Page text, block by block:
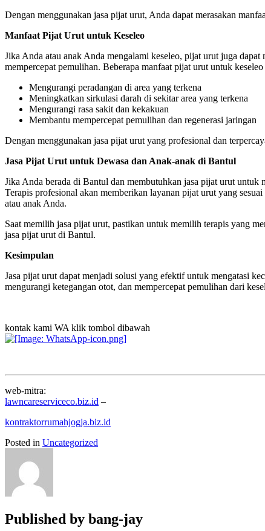
Dengan menggunakan jasa pijat urut, Anda dapat merasakan
Manfaat Pijat Urut untuk Keseleo
Jika Anda atau anak Anda mengalami keseleo, pijat urut juga
mempercepat pemulihan. Beberapa manfaat pijat urut untuk keseleo
Mengurangi peradangan di area yang terkena
Meningkatkan sirkulasi darah di sekitar area yang terkena
Mengurangi rasa sakit dan kekakuan
Membantu mempercepat pemulihan dan regenerasi jaringan
Dengan menggunakan jasa pijat urut yang profesional dan
Jasa Pijat Urut untuk Dewasa dan Anak-anak di Bantul
Jika Anda berada di Bantul dan membutuhkan jasa pijat urut untuk
Terapis profesional akan memberikan layanan pijat urut yang
atau anak Anda.
Saat memilih jasa pijat urut, pastikan untuk memilih terapis yang
jasa pijat urut di Bantul.
Kesimpulan
Jasa pijat urut dapat menjadi solusi yang efektif untuk mengatasi
mengurangi ketegangan otot, dan mempercepat pemulihan dari
kontak kami WA klik tombol dibawah
web-mitra:
lawncareserviceco.biz.id –
kontraktorrumahjogja.biz.id
Posted in Uncategorized
Published by bang-jay